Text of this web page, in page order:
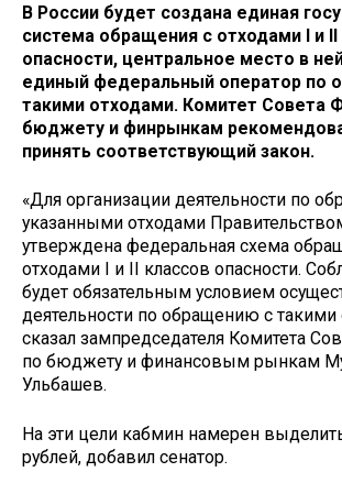
В России будет создана единая
система обращения с отходами I и II
опасности, центральное место в
единый федеральный оператор по
такими отходами. Комитет Совета
бюджету и финрынкам
принять соответствующий закон.
«Для организации деятельности по
указанными отходами
утверждена федеральная схема
отходами I и II классов опасности.
будет обязательным условием
деятельности по обращению с такими
сказал зампредседателя Комитета
по бюджету и финансовым рынкам
Ульбашев.
На эти цели кабмин намерен
рублей, добавил сенатор.